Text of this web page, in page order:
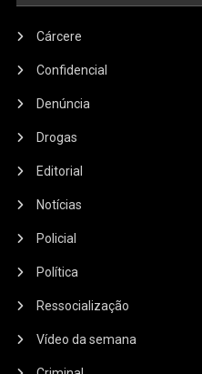
Cárcere
Confidencial
Denúncia
Drogas
Editorial
Notícias
Policial
Política
Ressocialização
Vídeo da semana